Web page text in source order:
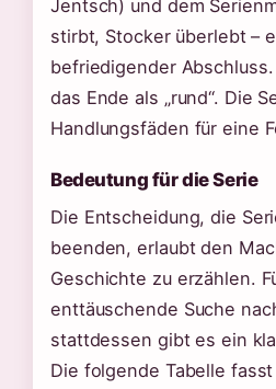
Jentsch) und dem
stirbt, Stocker überlebt –
befriedigender
das Ende als „rund“. Die
Handlungsfäden für eine
Bedeutung für die Serie
Die Entscheidung, die
beenden, erlaubt den
Geschichte zu erzählen.
enttäuschende Suche
stattdessen gibt es ein
Die folgende Tabelle